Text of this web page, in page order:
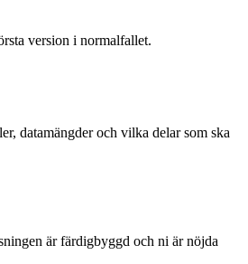
version i normalfallet.
datamängder och vilka delar som ska
är färdigbyggd och ni är nöjda